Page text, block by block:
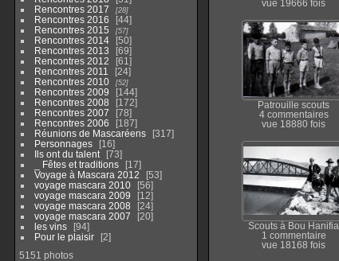
Rencontres 2017
28
Rencontres 2016
44
Rencontres 2015
57
Rencontres 2014
50
Rencontres 2013
69
Rencontres 2012
61
Rencontres 2011
24
Rencontres 2010
52
Rencontres 2009
144
Rencontres 2008
172
Rencontres 2007
78
Rencontres 2006
187
Réunions de Mascaréens
317
Personnages
16
Ils ont du talent
73
_ Fêtes et traditions
17
Voyage à Mascara 2012
53
voyage mascara 2010
56
voyage mascara 2009
12
voyage mascara 2008
24
voyage mascara 2007
20
les vins
94
Pour le plaisir
2
5151 photos
vue 19666 fois
Patrouille scouts
4 commentaires
vue 18880 fois
Scouts à Bou Hanifia
1 commentaire
vue 18168 fois